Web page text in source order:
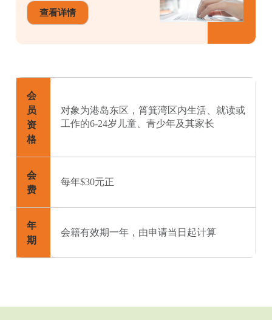
查看详情
会
员
资
格
对象为港岛东区，筲箕湾区内生活、就读或
工作的6-24岁儿童、青少年及其家长
会
费
每年$30元正
年
期
会籍有效期一年，由申请当日起计算